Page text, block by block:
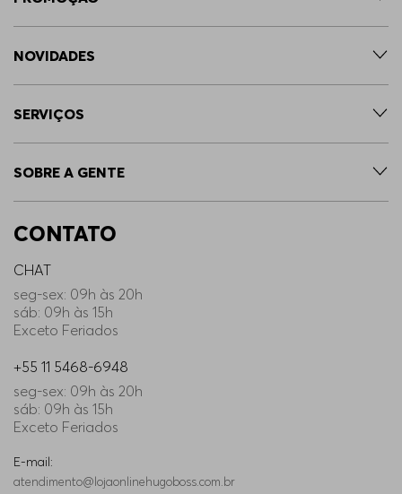
NOVIDADES
SERVIÇOS
SOBRE A GENTE
CONTATO
CHAT
seg-sex: 09h às 20h
sáb: 09h às 15h
Exceto Feriados
+55 11 5468-6948
seg-sex: 09h às 20h
sáb: 09h às 15h
Exceto Feriados
E-mail:
atendimento@lojaonlinehugoboss.com.br